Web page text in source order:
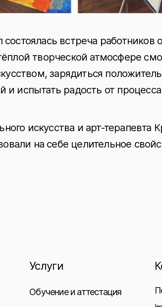
встреча работников
творческой атмосфере
зарядиться
испытать радость от процесса
искусства и арт-терапевта
на себе целительное
Услуги
Обучение и аттестация